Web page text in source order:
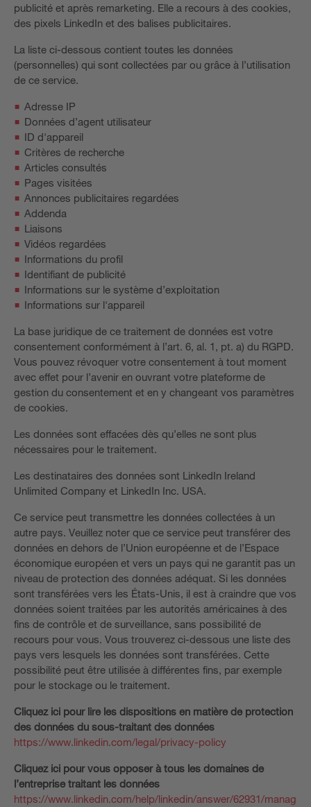
publicité et après remarketing. Elle a recours à des cookies,
des pixels LinkedIn et des balises publicitaires.
La liste ci-dessous contient toutes les données
(personnelles) qui sont collectées par ou grâce à l’utilisation
de ce service.
Adresse IP
Données d’agent utilisateur
ID d'appareil
Critères de recherche
Articles consultés
Pages visitées
Annonces publicitaires regardées
Addenda
Liaisons
Vidéos regardées
Informations du profil
Identifiant de publicité
Informations sur le système d’exploitation
Informations sur l'appareil
La base juridique de ce traitement de données est votre
consentement conformément à l’art. 6, al. 1, pt. a) du RGPD.
Vous pouvez révoquer votre consentement à tout moment
avec effet pour l’avenir en ouvrant votre plateforme de
gestion du consentement et en y changeant vos paramètres
de cookies.
Les données sont effacées dès qu’elles ne sont plus
nécessaires pour le traitement.
Les destinataires des données sont LinkedIn Ireland
Unlimited Company et LinkedIn Inc. USA.
Ce service peut transmettre les données collectées à un
autre pays. Veuillez noter que ce service peut transférer des
données en dehors de l’Union européenne et de l’Espace
économique européen et vers un pays qui ne garantit pas un
niveau de protection des données adéquat. Si les données
sont transférées vers les États-Unis, il est à craindre que vos
données soient traitées par les autorités américaines à des
fins de contrôle et de surveillance, sans possibilité de
recours pour vous. Vous trouverez ci-dessous une liste des
pays vers lesquels les données sont transférées. Cette
possibilité peut être utilisée à différentes fins, par exemple
pour le stockage ou le traitement.
Cliquez ici pour lire les dispositions en matière de protection
des données du sous-traitant des données
https://www.linkedin.com/legal/privacy-policy
Cliquez ici pour vous opposer à tous les domaines de
l’entreprise traitant les données
https://www.linkedin.com/help/linkedin/answer/62931/manag